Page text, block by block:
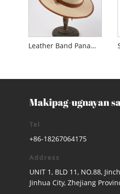
Leather Band Panama Straw Hat para sa Mga Lalaki
Makipag-ugnayan
Tel
+86-18267064175
Address
UNIT 1, BLD 11, NO.88,
Jinhua City, Zhejiang